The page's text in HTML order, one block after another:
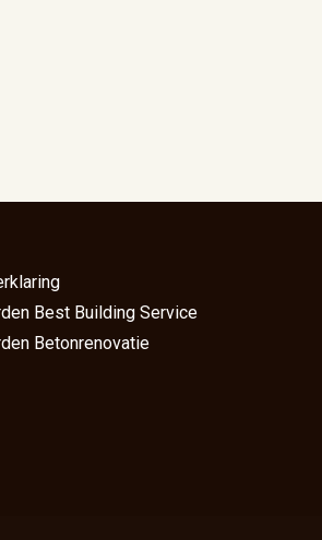
Best Building Service
Betonrenovatie